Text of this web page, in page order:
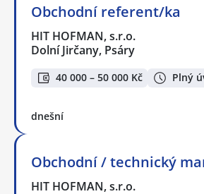
Obchodní referent/ka
HIT HOFMAN, s.r.o.
Dolní Jirčany, Psáry
40 000 – 50 000 Kč Plný
dnešní
Obchodní / technický
HIT HOFMAN, s.r.o.